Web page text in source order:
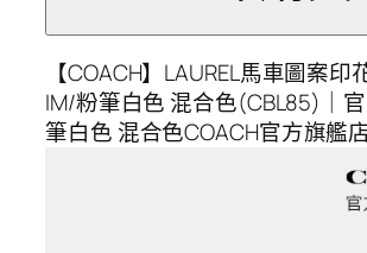
【COACH】LAUREL馬車圖案
IM/粉筆白色 混合色(CBL85)｜
筆白色 混合色COACH官方旗艦